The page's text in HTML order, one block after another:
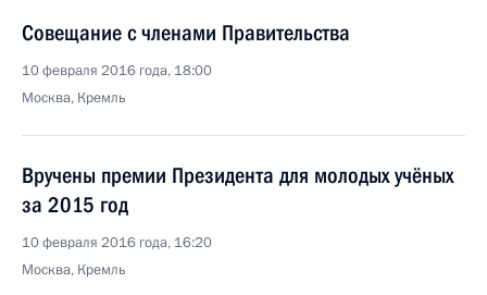
Совещание с членами Правительства
10 февраля 2016 года, 18:00
Москва, Кремль
Вручены премии Президента для молодых учёных
за 2015 год
10 февраля 2016 года, 16:20
Москва, Кремль